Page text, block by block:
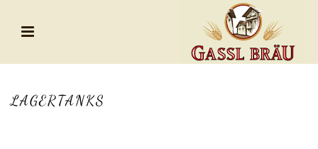
LAGERTANKS